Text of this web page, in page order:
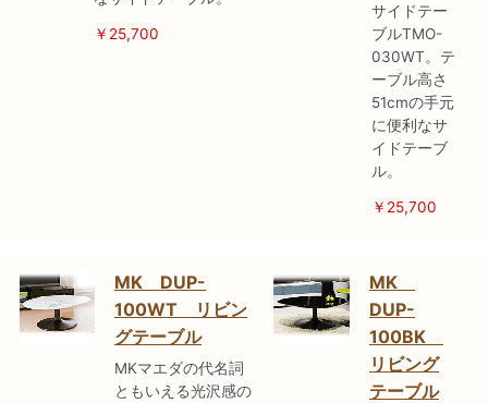
￥25,700
サイドテー
ブルTMO-
030WT。テ
ーブル高さ
51cmの手元
に便利なサ
イドテーブ
ル。
￥25,700
MK DUP-
100WT リビン
グテーブル
MKマエダの代名詞
ともいえる光沢感の
MK
DUP-
100BK
リビング
テーブル